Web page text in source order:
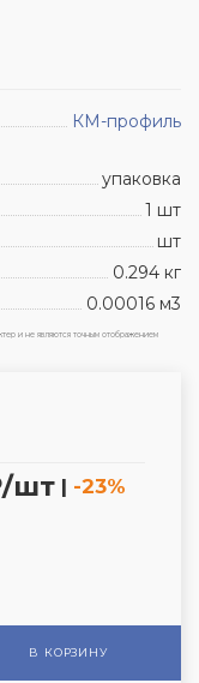
КМ-профиль
упаковка
1 шт
шт
0.294 кг
0.00016 м3
и не являются точным отображением
шт | -23%
В КОРЗИНУ